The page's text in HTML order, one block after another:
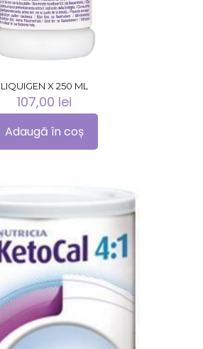
LIQUIGEN X 250 ML
107,00 lei
Adaugă în coș